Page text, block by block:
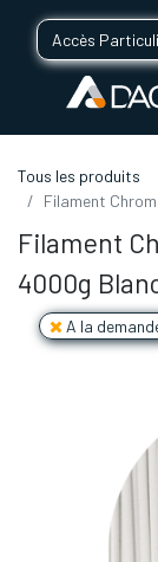
Accès
Tous les produits
Filament
Filament
4000g
A la